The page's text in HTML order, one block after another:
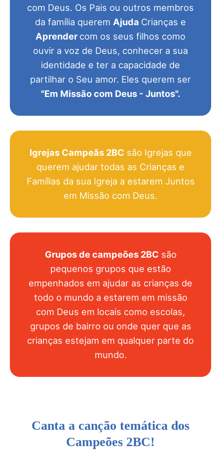
com Deus. Os Pais ou outros membros
da família querem Ajuda Crianças e
Aprendercom os seus filhos como
ouvir a voz de Deus, conhecer a sua
identidade e ter a capacidade de
partilhar o Seu amor. Eles querem ser
"Em Missão com Deus - Juntos".
Igrejas Campeãs 2BC são Igrejas que
querem ajudar todas as Crianças e
Famílias da sua Igreja a estarem Juntos
em Missão com Deus.
Grupos de campeões 2BC são
pequenos grupos que estão
empenhados em ajudar as crianças de
todo o mundo a estarem em missão
com Deus em locais como escolas,
grupos de bairro ou onde quer que as
crianças estejam em qualquer parte do
mundo.
Canta a canção temática dos
Campeões 2BC!